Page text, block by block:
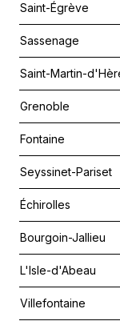
Saint-Égrève
Sassenage
Saint-Martin-
Grenoble
Fontaine
Seyssinet-Pariset
Échirolles
Bourgoin-Jallieu
L'Isle-d'Abeau
Villefontaine